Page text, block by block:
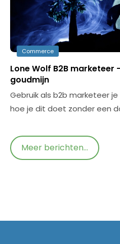
Commerce
Lone Wolf B2B marketeer
goudmijn
Gebruik als b2b marketeer
hoe je dit doet zonder een
Meer berichten...